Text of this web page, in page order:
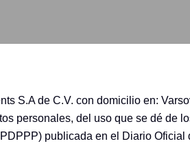
S.A de C.V. con domicilio en:
personales, del uso que se dé de
publicada en el Diario